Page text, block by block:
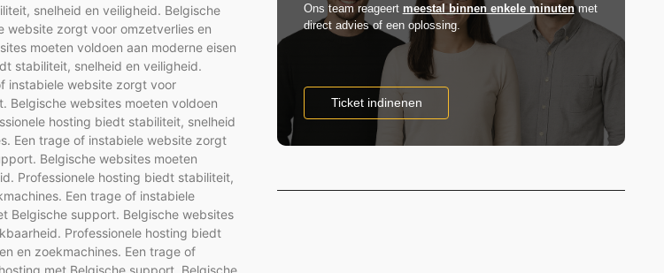
snelheid en veiligheid. Belgische
website zorgt voor omzetverlies en
moeten voldoen aan moderne eisen
stabiliteit, snelheid en veiligheid.
instabiele website zorgt voor
Belgische websites moeten voldoen
hosting biedt stabiliteit, snelheid
Een trage of instabiele website zorgt
Belgische websites moeten
Professionele hosting biedt stabiliteit,
Een trage of instabiele
Belgische support. Belgische websites
Professionele hosting biedt
en zoekmachines. Een trage of
met Belgische support. Belgische
Ons team reageert meestal binnen enkele minutenmet
direct advies of een oplossing.
Ticket indinenen